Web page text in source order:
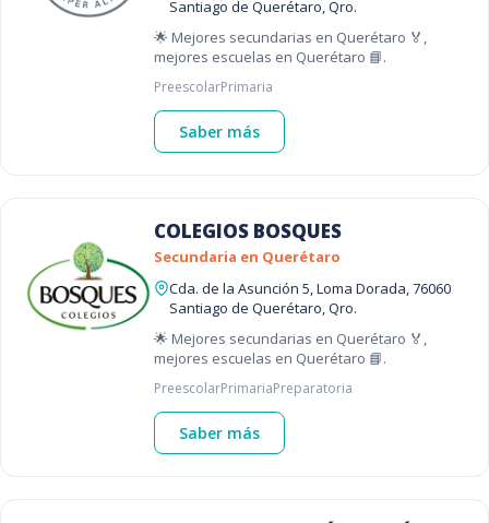
Santiago de Querétaro, Qro.
🌟 Mejores secundarias en Querétaro 🏅,
mejores escuelas en Querétaro 📘.
PreescolarPrimaria
Saber más
COLEGIOS BOSQUES
Secundaria en Querétaro
Cda. de la Asunción 5, Loma Dorada, 76060
Santiago de Querétaro, Qro.
🌟 Mejores secundarias en Querétaro 🏅,
mejores escuelas en Querétaro 📘.
PreescolarPrimariaPreparatoria
Saber más